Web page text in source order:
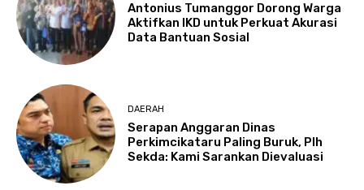
Antonius Tumanggor Dorong Warga
Aktifkan IKD untuk Perkuat Akurasi
Data Bantuan Sosial
DAERAH
Serapan Anggaran Dinas
Perkimcikataru Paling Buruk, Plh
Sekda: Kami Sarankan Dievaluasi